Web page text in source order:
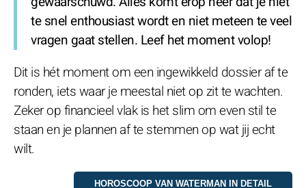
te snel enthousiast wordt en niet meteen te veel
vragen gaat stellen. Leef het moment volop!
Dit is hét moment om een ingewikkeld dossier af te
ronden, iets waar je meestal niet op zit te wachten.
Zeker op financieel vlak is het slim om even stil te
staan en je plannen af te stemmen op wat jij echt
wilt.